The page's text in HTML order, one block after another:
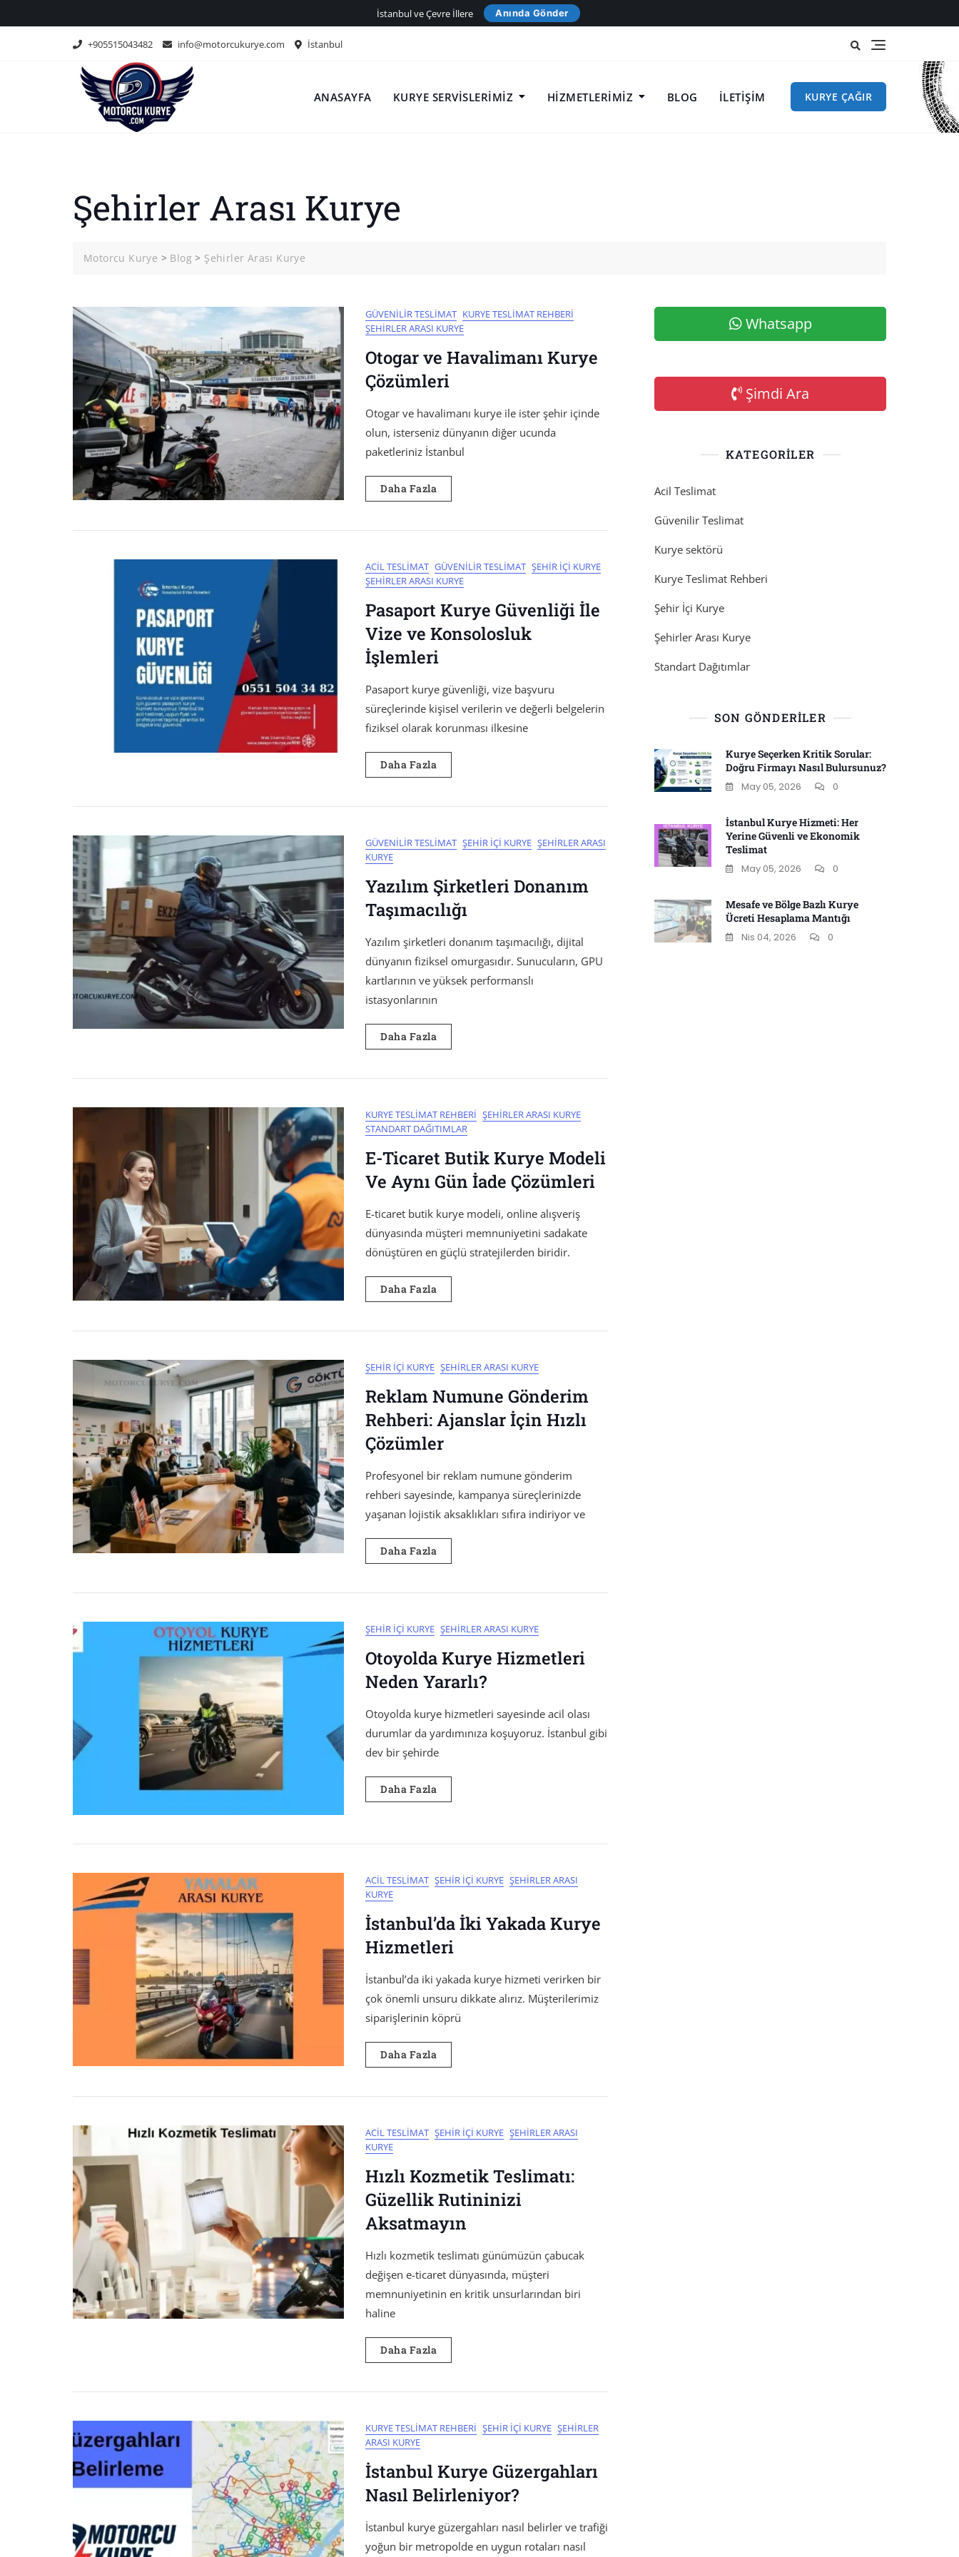
to
İstanbul ve Çevre İllere Anında Gönder
+905515043482 info@motorcukurye.com İstanbul
ANASAYFA KURYE SERVISLERIMIZ HIZMETLERIMIZ BLOG İLETIŞIM KURYE ÇAĞIR
Şehirler Arası Kurye
Motorcu Kurye > Blog > Şehirler Arası Kurye
GÜVENILIR TESLIMAT KURYE TESLIMAT REHBERI
ŞEHIRLER ARASI KURYE
Otogar ve Havalimanı Kurye
Çözümleri
Otogar ve havalimanı kurye ile ister şehir içinde
olun, isterseniz dünyanın diğer ucunda
paketleriniz İstanbul
Daha Fazla
ACIL TESLIMAT GÜVENILIR TESLIMAT ŞEHIR İÇI KURYE
ŞEHIRLER ARASI KURYE
Pasaport Kurye Güvenliği İle
Vize ve Konsolosluk
İşlemleri
Pasaport kurye güvenliği, vize başvuru
süreçlerinde kişisel verilerin ve değerli belgelerin
fiziksel olarak korunması ilkesine
Daha Fazla
GÜVENILIR TESLIMAT ŞEHIR İÇI KURYE ŞEHIRLER ARASI
KURYE
Yazılım Şirketleri Donanım
Taşımacılığı
Yazılım şirketleri donanım taşımacılığı, dijital
dünyanın fiziksel omurgasıdır. Sunucuların, GPU
kartlarının ve yüksek performanslı
istasyonlarının
Daha Fazla
KURYE TESLIMAT REHBERI ŞEHIRLER ARASI KURYE
STANDART DAĞITIMLAR
E-Ticaret Butik Kurye Modeli
Ve Aynı Gün İade Çözümleri
E-ticaret butik kurye modeli, online alışveriş
dünyasında müşteri memnuniyetini sadakate
dönüştüren en güçlü stratejilerden biridir.
Daha Fazla
ŞEHIR İÇI KURYE ŞEHIRLER ARASI KURYE
Reklam Numune Gönderim
Rehberi: Ajanslar İçin Hızlı
Çözümler
Profesyonel bir reklam numune gönderim
rehberi sayesinde, kampanya süreçlerinizde
yaşanan lojistik aksaklıkları sıfıra indiriyor ve
Daha Fazla
ŞEHIR İÇI KURYE ŞEHIRLER ARASI KURYE
Otoyolda Kurye Hizmetleri
Neden Yararlı?
Otoyolda kurye hizmetleri sayesinde acil olası
durumlar da yardımınıza koşuyoruz. İstanbul gibi
dev bir şehirde
Daha Fazla
ACIL TESLIMAT ŞEHIR İÇI KURYE ŞEHIRLER ARASI
KURYE
İstanbul’da İki Yakada Kurye
Hizmetleri
İstanbul’da iki yakada kurye hizmeti verirken bir
çok önemli unsuru dikkate alırız. Müşterilerimiz
siparişlerinin köprü
Daha Fazla
ACIL TESLIMAT ŞEHIR İÇI KURYE ŞEHIRLER ARASI
KURYE
Hızlı Kozmetik Teslimatı:
Güzellik Rutininizi
Aksatmayın
Hızlı kozmetik teslimatı günümüzün çabucak
değişen e-ticaret dünyasında, müşteri
memnuniyetinin en kritik unsurlarından biri
haline
Daha Fazla
KURYE TESLIMAT REHBERI ŞEHIR İÇI KURYE ŞEHIRLER
ARASI KURYE
İstanbul Kurye Güzergahları
Nasıl Belirleniyor?
İstanbul kurye güzergahları nasıl belirler ve trafiği
yoğun bir metropolde en uygun rotaları nasıl
Whatsapp
Şimdi Ara
KATEGORILER
Acil Teslimat
Güvenilir Teslimat
Kurye sektörü
Kurye Teslimat Rehberi
Şehir İçi Kurye
Şehirler Arası Kurye
Standart Dağıtımlar
SON GÖNDERILER
Kurye Seçerken Kritik Sorular:
Doğru Firmayı Nasıl Bulursunuz?
May 05, 2026
0
İstanbul Kurye Hizmeti: Her
Yerine Güvenli ve Ekonomik
Teslimat
May 05, 2026
0
Mesafe ve Bölge Bazlı Kurye
Ücreti Hesaplama Mantığı
Nis 04, 2026
0